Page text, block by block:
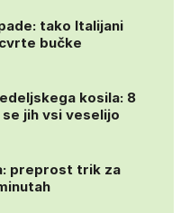
tako Italijani
bučke
kosila: 8
jih vsi veselijo
preprost trik za